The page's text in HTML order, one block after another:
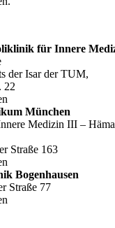
für Innere
der Isar der TUM,
22
München
Medizin III –
Straße 163
Bogenhausen
Straße 77